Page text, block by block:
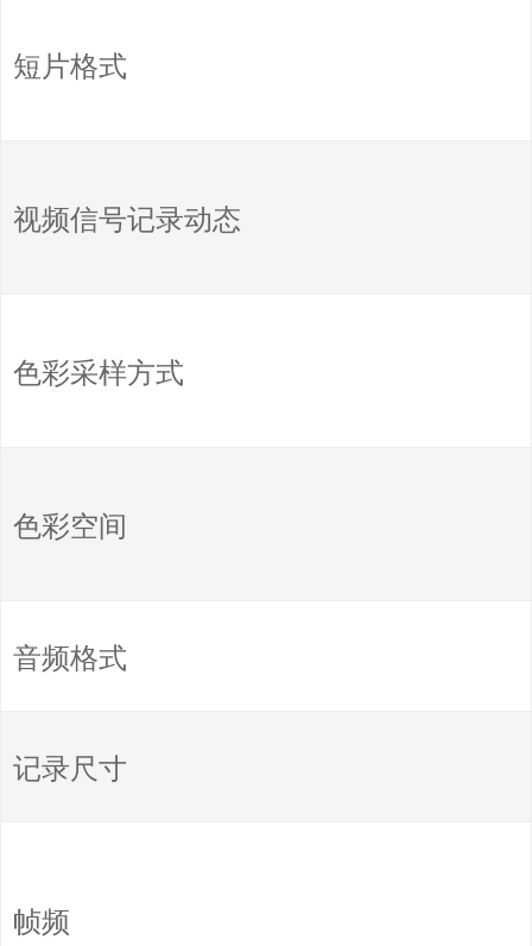
短片格式
视频信号记录动态
色彩采样方式
色彩空间
音频格式
记录尺寸
帧频